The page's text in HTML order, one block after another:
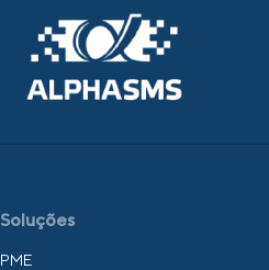
Soluções
PME